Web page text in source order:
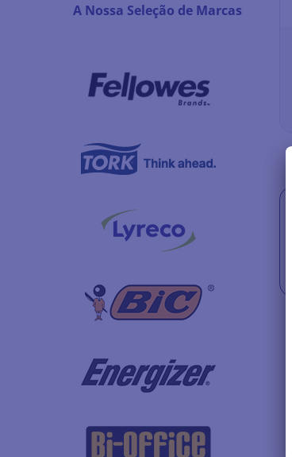
A Nossa Seleção de Marcas